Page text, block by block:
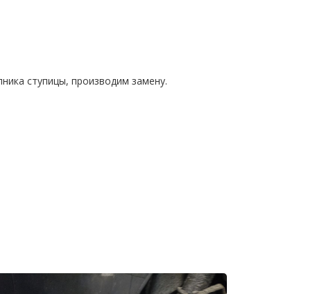
ступицы, производим замену.